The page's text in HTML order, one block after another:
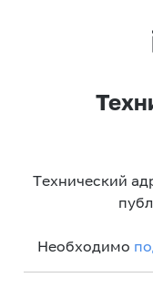
Технический
Необходимо